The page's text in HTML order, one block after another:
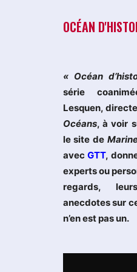
OCÉAN
« Océan
série
Lesquen,
Océans, à voir
le site de
avecGTT,
experts ou
regards,
anecdotes sur
n’en est pas un.